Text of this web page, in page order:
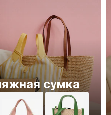
сумка